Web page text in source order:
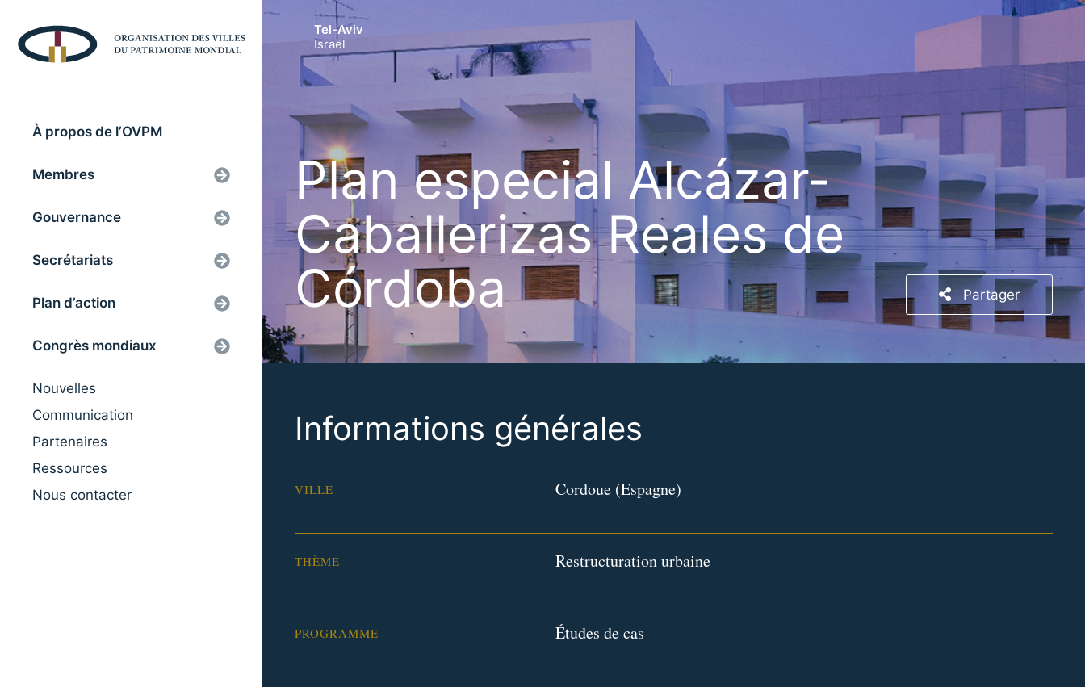
À propos de l’OVPM
Membres
Gouvernance
Secrétariats
Plan d’action
Congrès mondiaux
Nouvelles
Communication
Partenaires
Ressources
Nous contacter
Tel-Aviv
Israël
Plan especial Alcázar-
Caballerizas Reales de
Córdoba
Partager
Informations générales
VILLE Cordoue (Espagne)
THÈME Restructuration urbaine
PROGRAMME Études de cas